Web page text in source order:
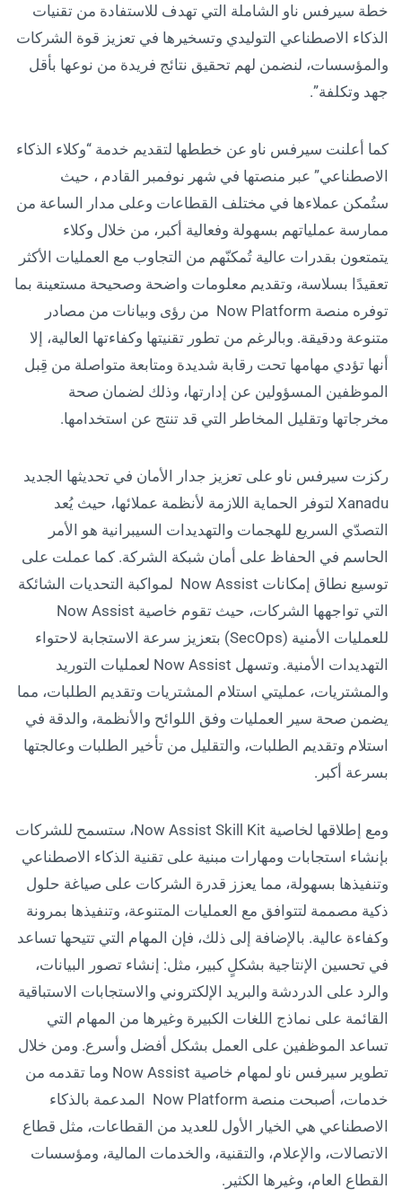
خطة سيرفس ناو الشاملة التي تهدف للاستفادة من تقنيات
الذكاء الاصطناعي التوليدي وتسخيرها في تعزيز قوة الشركات
والمؤسسات، لنضمن لهم تحقيق نتائج فريدة من نوعها بأقل
جهد وتكلفة”.
كما أعلنت سيرفس ناو عن خططها لتقديم خدمة “وكلاء الذكاء
الاصطناعي” عبر منصتها في شهر نوفمبر القادم ، حيث
ستُمكن عملاءها في مختلف القطاعات وعلى مدار الساعة من
ممارسة عملياتهم بسهولة وفعالية أكبر، من خلال وكلاء
يتمتعون بقدرات عالية تُمكنّهم من التجاوب مع العمليات الأكثر
تعقيدًا بسلاسة، وتقديم معلومات واضحة وصحيحة مستعينة بما
توفره منصة Now Platform من رؤى وبيانات من مصادر
متنوعة ودقيقة. وبالرغم من تطور تقنيتها وكفاءتها العالية، إلا
أنها تؤدي مهامها تحت رقابة شديدة ومتابعة متواصلة من قِبل
الموظفين المسؤولين عن إدارتها، وذلك لضمان صحة
مخرجاتها وتقليل المخاطر التي قد تنتج عن استخدامها.
ركزت سيرفس ناو على تعزيز جدار الأمان في تحديثها الجديد
Xanadu لتوفر الحماية اللازمة لأنظمة عملائها، حيث يُعد
التصدّي السريع للهجمات والتهديدات السيبرانية هو الأمر
الحاسم في الحفاظ على أمان شبكة الشركة. كما عملت على
توسيع نطاق إمكانات Now Assist لمواكبة التحديات الشائكة
التي تواجهها الشركات، حيث تقوم خاصية Now Assist
للعمليات الأمنية (SecOps) بتعزيز سرعة الاستجابة لاحتواء
التهديدات الأمنية. وتسهل Now Assist لعمليات التوريد
والمشتريات، عمليتي استلام المشتريات وتقديم الطلبات، مما
يضمن صحة سير العمليات وفق اللوائح والأنظمة، والدقة في
استلام وتقديم الطلبات، والتقليل من تأخير الطلبات وعالجتها
بسرعة أكبر.
ومع إطلاقها لخاصية Now Assist Skill Kit، ستسمح للشركات
بإنشاء استجابات ومهارات مبنية على تقنية الذكاء الاصطناعي
وتنفيذها بسهولة، مما يعزز قدرة الشركات على صياغة حلول
ذكية مصممة لتتوافق مع العمليات المتنوعة، وتنفيذها بمرونة
وكفاءة عالية. بالإضافة إلى ذلك، فإن المهام التي تتيحها تساعد
في تحسين الإنتاجية بشكلٍ كبير، مثل: إنشاء تصور البيانات،
والرد على الدردشة والبريد الإلكتروني والاستجابات الاستباقية
القائمة على نماذج اللغات الكبيرة وغيرها من المهام التي
تساعد الموظفين على العمل بشكل أفضل وأسرع. ومن خلال
تطوير سيرفس ناو لمهام خاصية Now Assist وما تقدمه من
خدمات، أصبحت منصة Now Platform المدعمة بالذكاء
الاصطناعي هي الخيار الأول للعديد من القطاعات، مثل قطاع
الاتصالات، والإعلام، والتقنية، والخدمات المالية، ومؤسسات
القطاع العام، وغيرها الكثير.